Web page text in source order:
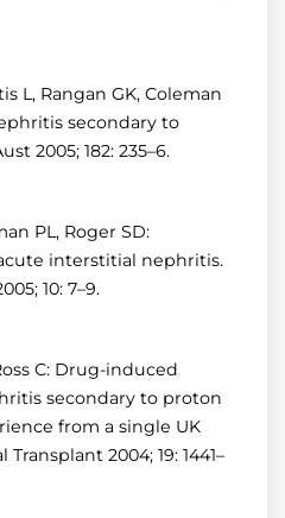
L, Rangan GK, Coleman
secondary to
2005; 182: 235–6.
PL, Roger SD:
interstitial nephritis.
10: 7–9.
C: Drug-induced
secondary to proton
from a single UK
2004; 19: 1441–